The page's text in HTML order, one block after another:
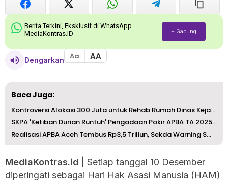
Berita Terkini, Eksklusif di WhatsApp
MediaKontras.ID
+ Gabung
Dengarkan Aa AA
Baca Juga:
Kontroversi Alokasi 300 Juta untuk Rehab Rumah Dinas Keja...
SKPA 'Ketiban Durian Runtuh' Pengadaan Pokir APBA TA 2025...
Realisasi APBA Aceh Tembus Rp3,5 Triliun, Sekda Warning S...
MediaKontras.id | Setiap tanggal 10 Desember
diperingati sebagai Hari Hak Asasi Manusia (HAM)